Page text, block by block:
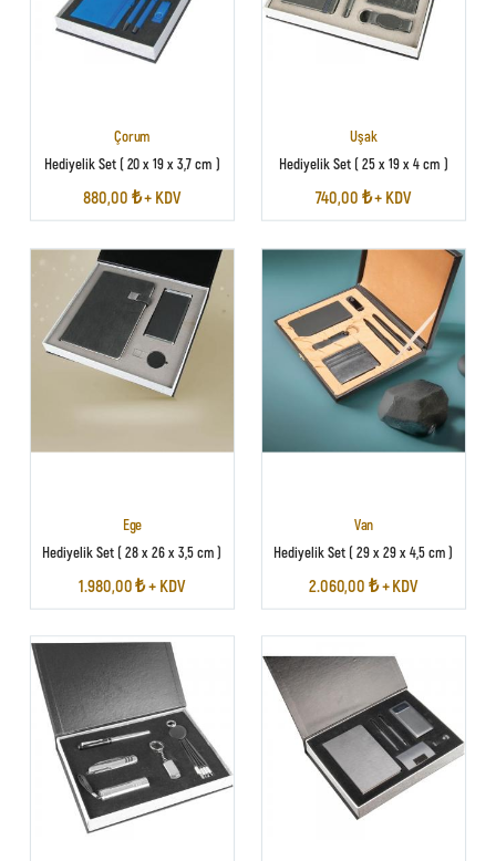
Çorum
Hediyelik Set ( 20 x 19 x 3,7 cm )
880,00 ₺ + KDV
Uşak
Hediyelik Set ( 25 x 19 x 4 cm )
740,00 ₺ + KDV
Ege
Hediyelik Set ( 28 x 26 x 3,5 cm )
1.980,00 ₺ + KDV
Van
Hediyelik Set ( 29 x 29 x 4,5 cm )
2.060,00 ₺ + KDV